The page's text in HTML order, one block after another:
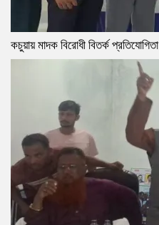
কচুয়ায় মাদক বিরোধী বিতর্ক প্রতিযোগিতা